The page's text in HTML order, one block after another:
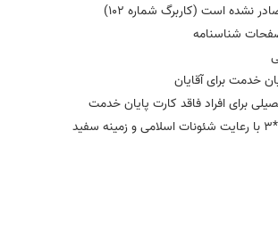
نشده است (کاربرگ شماره ۱۰۲)
شناسنامه
خدمت برای آقایان
برای افراد فاقد کارت پایان خدمت